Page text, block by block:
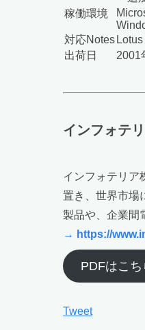
稼働環境
対応Notes
出荷日
2001
インフォテ
インフォテリア
置き、世界市場
製品や、企業間
→ https://
PDFはこち
Tweet